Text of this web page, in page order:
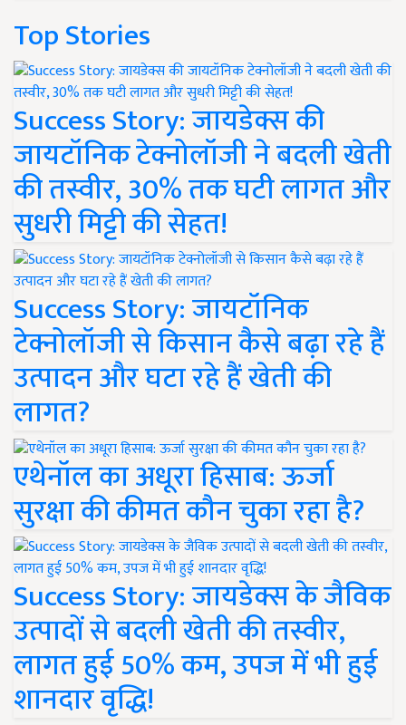
Top Stories
Success Story: जायडेक्स की
जायटॉनिक टेक्नोलॉजी ने बदली खेती
की तस्वीर, 30% तक घटी लागत और
सुधरी मिट्टी की सेहत!
Success Story: जायटॉनिक
टेक्नोलॉजी से किसान कैसे बढ़ा रहे हैं
उत्पादन और घटा रहे हैं खेती की
लागत?
एथेनॉल का अधूरा हिसाब: ऊर्जा
सुरक्षा की कीमत कौन चुका रहा है?
Success Story: जायडेक्स के जैविक
उत्पादों से बदली खेती की तस्वीर,
लागत हुई 50% कम, उपज में भी हुई
शानदार वृद्धि!